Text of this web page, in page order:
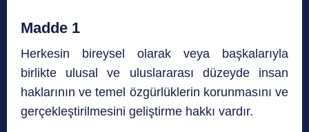
Madde 1
Herkesin bireysel olarak veya başkalarıyla
birlikte ulusal ve uluslararası düzeyde insan
haklarının ve temel özgürlüklerin korunmasını ve
gerçekleştirilmesini geliştirme hakkı vardır.